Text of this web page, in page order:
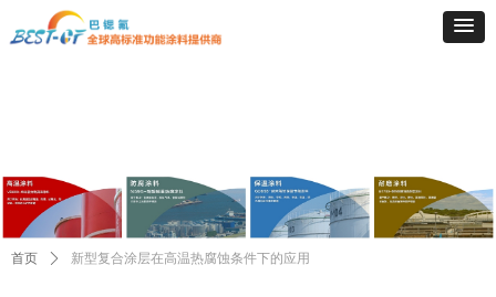
首页 ꄲ 新型复合涂层在高温热腐蚀条件下的应用